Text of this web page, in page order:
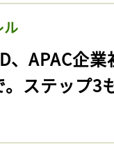
ル
、APAC企
ステップ3